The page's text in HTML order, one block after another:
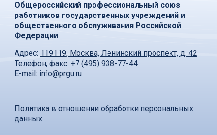
Общероссийский профессиональный союз
работников государственных учреждений и
общественного обслуживания Российской
Федерации
Адрес: 119119, Москва, Ленинский проспект, д. 42
Телефон, факс: +7 (495) 938-77-44
E-mail: info@prgu.ru
Политика в отношении обработки персональных
данных